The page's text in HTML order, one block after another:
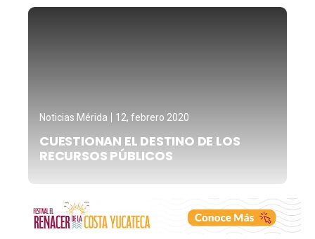
Noticias Mérida 12, febrero 2020
CUESTIONAN EL DESTINO DE LOS
RECURSOS PÚBLICOS